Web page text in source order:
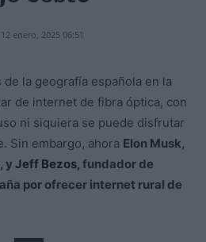
12 enero, 2025 06:51
la geografía española en la
de internet de fibra óptica, con
ni siquiera se puede disfrutar
Sin embargo, ahora Elon Musk,
, y Jeff Bezos, fundador de
por ofrecer internet rural de